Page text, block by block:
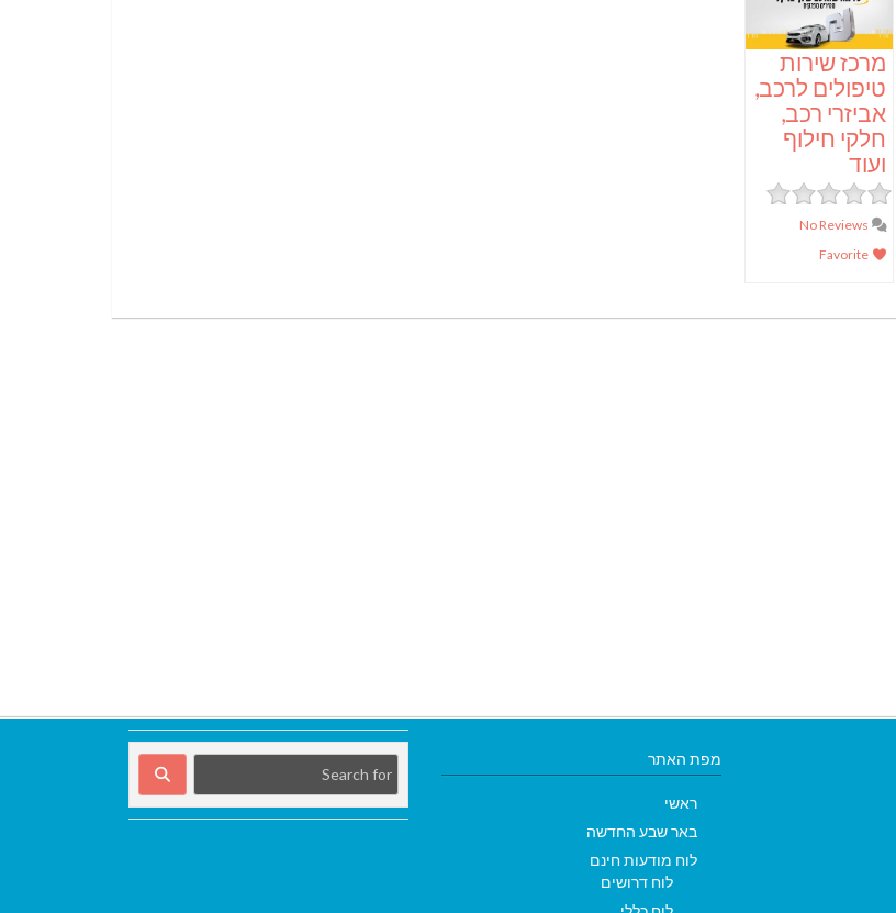
מרכז שירות
טיפולים לרכב,
אביזרי רכב,
חלקי חילוף
ועוד
מפת האתר
ראשי
באר שבע החדשה
לוח מודעות חינם
לוח דרושים